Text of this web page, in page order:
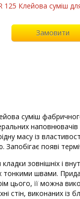
125 Клейова суміш
Замовити
суміш
масу із
появі
зовнішніх і
тонкими швами.
цього, її можна
стін, виконаних із